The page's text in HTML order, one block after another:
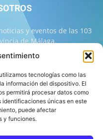
tecnologías como las
información del dispositivo. El
permitirá procesar datos como
identificaciones únicas en este
puede afectar
y funciones.
y eventos de las 103
de Málaga.